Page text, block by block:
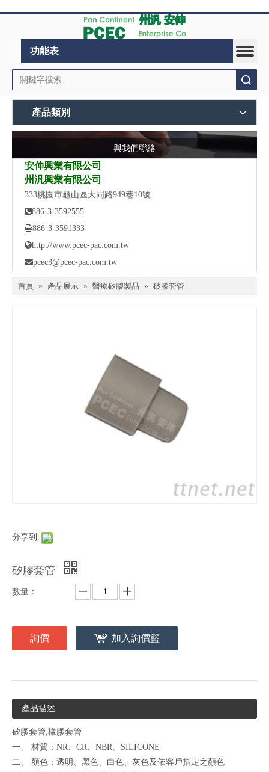
功能表
產品類別
與我們聯絡
安伸興業有限公司
州汎興業有限公司
333桃園市龜山區大同路949巷10號
886-3-3592555
886-3-3591333
http://www.pcec-pac.com.tw
pcec3@pcec-pac.com.tw
首頁 » 產品展示 » 醫療矽膠製品 » 矽膠套管
分享到:
矽膠套管
數量：
詢價 加入詢價籃
產品描述
矽膠套管,橡膠套管
一、 材質：NR、CR、NBR、SILICONE
二、 顏色：透明、黑色、白色、灰色及依客戶指定之顏色